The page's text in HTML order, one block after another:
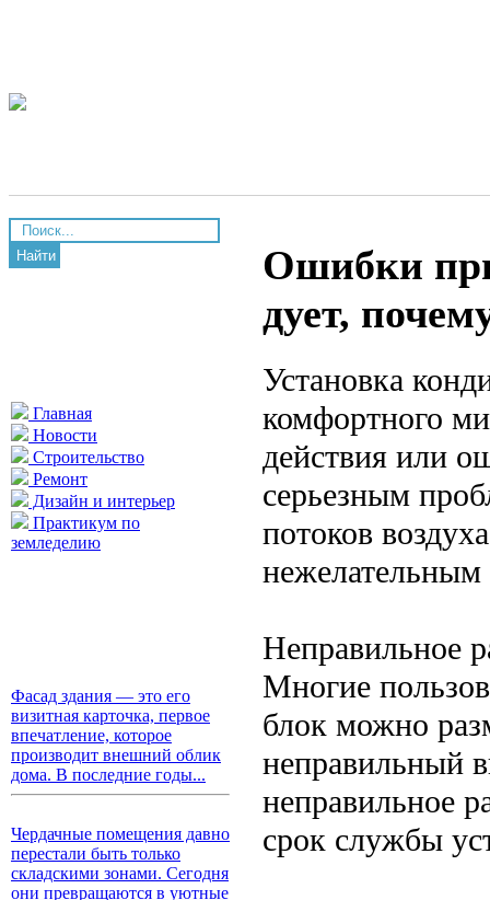
Найти
Главная
Новости
Строительство
Ремонт
Дизайн и интерьер
Практикум по
земледелию
Фасад здания — это его
визитная карточка, первое
впечатление, которое
производит внешний облик
дома. В последние годы...
Чердачные помещения давно
перестали быть только
складскими зонами. Сегодня
они превращаются в уютные
Ошибки
дует,
Установка
комфортного
действия или
серьезным
потоков
нежелательным
Неправильное
Многие
блок можно
неправильный
неправильное
срок службы